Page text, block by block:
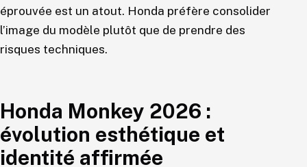
éprouvée est un atout. Honda préfère consolider
l’image du modèle plutôt que de prendre des
risques techniques.
Honda Monkey 2026 :
évolution esthétique et
identité affirmée